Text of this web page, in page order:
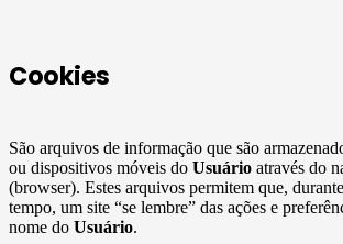
Cookies
São arquivos de informação que são
ou dispositivos móveis do Usuário através do
(browser). Estes arquivos permitem que,
tempo, um site “se lembre” das ações e
nome do Usuário.